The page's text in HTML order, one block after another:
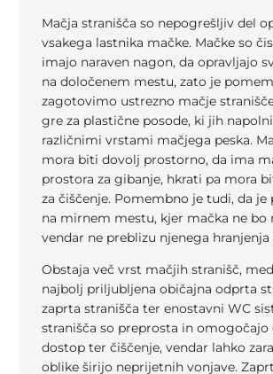
Mačja stranišča so nepogrešljiv del
vsakega lastnika mačke. Mačke so
imajo naraven nagon, da opravljajo
na določenem mestu, zato je
zagotovimo ustrezno mačje
gre za plastične posode, ki jih
različnimi vrstami mačjega peska.
mora biti dovolj prostorno, da ima
prostora za gibanje, hkrati pa mora
za čiščenje. Pomembno je tudi, da je
na mirnem mestu, kjer mačka ne bo
vendar ne preblizu njenega hranjenja
Obstaja več vrst mačjih stranišč,
najbolj priljubljena običajna odprta
zaprta stranišča ter enostavni WC
stranišča so preprosta in omogočajo
dostop ter čiščenje, vendar lahko
oblike širijo neprijetnih vonjave.